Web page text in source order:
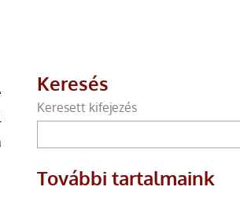
Keresés
Keresett kifejezés
További tartalmaink